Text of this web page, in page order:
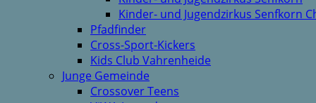
Kinder- und Jugendzirkus Senfkorn
Pfadfinder
Cross-Sport-Kickers
Kids Club Vahrenheide
Junge Gemeinde
Crossover Teens